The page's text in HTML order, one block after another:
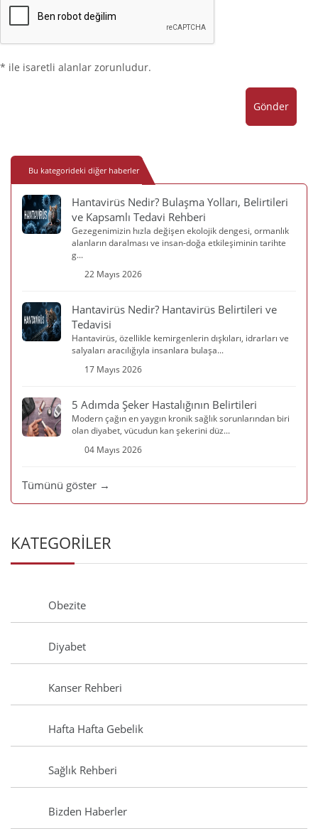
* ile isaretli alanlar zorunludur.
Gönder
Bu kategorideki diğer haberler
Hantavirüs Nedir? Bulaşma Yolları, Belirtileri
ve Kapsamlı Tedavi Rehberi
Gezegenimizin hızla değişen ekolojik dengesi, ormanlık
alanların daralması ve insan-doğa etkileşiminin tarihte
g...
22 Mayıs 2026
Hantavirüs Nedir? Hantavirüs Belirtileri ve
Tedavisi
Hantavirüs, özellikle kemirgenlerin dışkıları, idrarları ve
salyaları aracılığıyla insanlara bulaşa...
17 Mayıs 2026
5 Adımda Şeker Hastalığının Belirtileri
Modern çağın en yaygın kronik sağlık sorunlarından biri
olan diyabet, vücudun kan şekerini düz...
04 Mayıs 2026
Tümünü göster →
KATEGORİLER
Obezite
Diyabet
Kanser Rehberi
Hafta Hafta Gebelik
Sağlık Rehberi
Bizden Haberler